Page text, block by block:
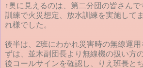
↑奥に見えるのは、第二分団の皆さん
訓練で火災想定、放水訓練を実施して
れ様でした。
後半は、2班にわかれ災害時の無線運用
ずは、並木副団長より無線機の扱い方
後コールサインを確認し、りえ班長と